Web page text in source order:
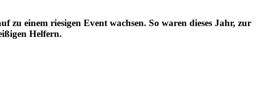
einem riesigen Event wachsen. So waren dieses Jahr, zur
Helfern.